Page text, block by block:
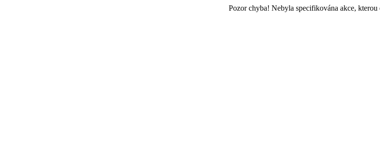
Pozor chyba! Nebyla specifikována akce, kterou